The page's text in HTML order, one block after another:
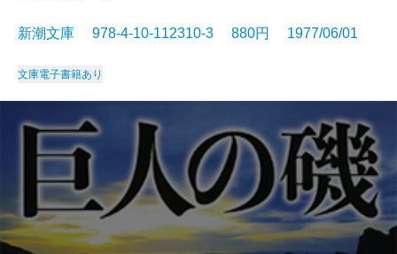
新潮文庫 978-4-10-112310-3 880円 1977/06/01
文庫電子書籍あり